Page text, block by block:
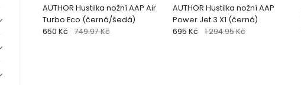
AUTHOR Hustilka nožní AAP Air
Turbo Eco (černá/šedá)
650 Kč 749.97 Kč
AUTHOR Hustilka nožní AAP
Power Jet 3 X1 (černá)
695 Kč 1 294.95 Kč